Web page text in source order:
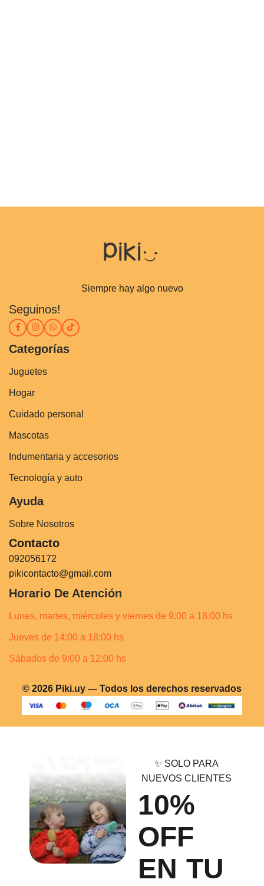
Siempre hay algo nuevo
Seguinos!
Categorías
Juguetes
Hogar
Cuidado personal
Mascotas
Indumentaria y accesorios
Tecnología y auto
Ayuda
Sobre Nosotros
Contacto
092056172
pikicontacto@gmail.com
Horario De Atención
Lunes, martes, miércoles y viernes de 9:00 a 18:00 hs
Jueves de 14:00 a 18:00 hs
Sábados de 9:00 a 12:00 hs
© 2026 Piki.uy — Todos los derechos reservados
✨ SOLO PARA
NUEVOS CLIENTES
10%
OFF
EN TU